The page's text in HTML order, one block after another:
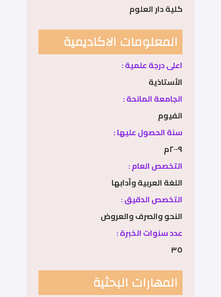
كلية دار العلوم
المعلومات الاكاديمية
اعلى درجة علمية :
الأستاذية
الجامعة المانحة :
الفيوم
سنة الحصول عليها :
٢٠٠٩م
التخصص العام :
اللغة العربية وآدابها
التخصص الدقيق :
النحو والصرف والعروض
عدد سنوات الخبرة :
٣٥
المهارات البحثية